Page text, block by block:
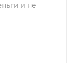
и не